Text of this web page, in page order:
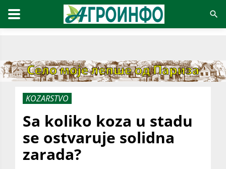
KOZARSTVO
Sa koliko koza u stadu
se ostvaruje solidna
zarada?